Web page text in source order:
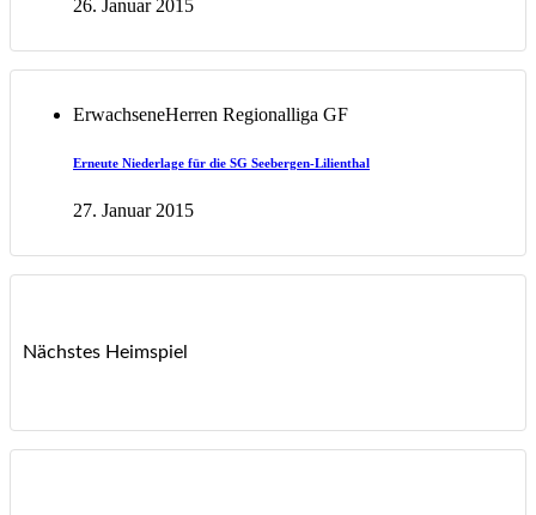
26. Januar 2015
ErwachseneHerren Regionalliga GF
Erneute Niederlage für die SG Seebergen-Lilienthal
27. Januar 2015
Nächstes Heimspiel